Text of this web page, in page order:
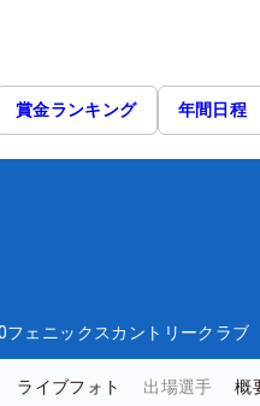
賞金ランキング 年間日程
フェニックスカントリークラブ
ライブフォト 出場選手 概